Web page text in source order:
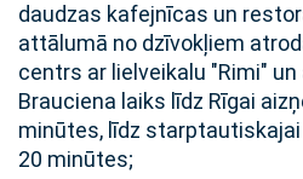
daudzas kafejnīcas un
attālumā no dzīvokļiem
centrs ar lielveikalu "Rimi" un
Brauciena laiks līdz Rīgai
minūtes, līdz
20 minūtes;